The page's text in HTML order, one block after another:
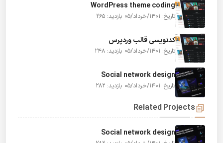
WordPress theme coding
تاریخ: 1401/خرداد/05 بازدید: 265
کدنویسی قالب وردپرس
تاریخ: 1401/خرداد/05 بازدید: 248
Social network design
تاریخ: 1401/خرداد/05 بازدید: 282
Related Projects
Social network design